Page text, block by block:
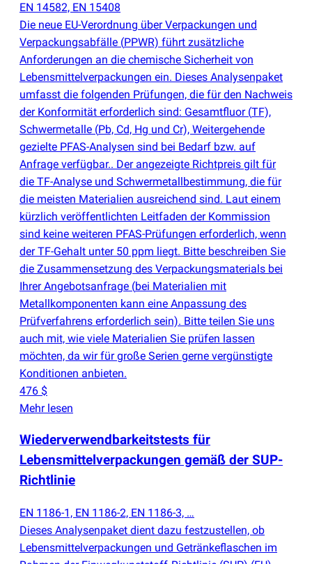
EN 14582, EN 15408
Die neue EU-Verordnung über Verpackungen und
Verpackungsabfälle (PPWR) führt zusätzliche
Anforderungen an die chemische Sicherheit von
Lebensmittelverpackungen ein. Dieses Analysenpaket
umfasst die folgenden Prüfungen, die für den Nachweis
der Konformität erforderlich sind: Gesamtfluor (TF),
Schwermetalle (Pb, Cd, Hg und Cr), Weitergehende
gezielte PFAS-Analysen sind bei Bedarf bzw. auf
Anfrage verfügbar.. Der angezeigte Richtpreis gilt für
die TF-Analyse und Schwermetallbestimmung, die für
die meisten Materialien ausreichend sind. Laut einem
kürzlich veröffentlichten Leitfaden der Kommission
sind keine weiteren PFAS-Prüfungen erforderlich, wenn
der TF-Gehalt unter 50 ppm liegt. Bitte beschreiben Sie
die Zusammensetzung des Verpackungsmaterials bei
Ihrer Angebotsanfrage (bei Materialien mit
Metallkomponenten kann eine Anpassung des
Prüfverfahrens erforderlich sein). Bitte teilen Sie uns
auch mit, wie viele Materialien Sie prüfen lassen
möchten, da wir für große Serien gerne vergünstigte
Konditionen anbieten.
476 $
Mehr lesen
Wiederverwendbarkeitstests für
Lebensmittelverpackungen gemäß der SUP-
Richtlinie
EN 1186-1, EN 1186-2, EN 1186-3, …
Dieses Analysenpaket dient dazu festzustellen, ob
Lebensmittelverpackungen und Getränkeflaschen im